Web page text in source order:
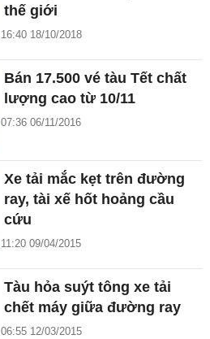
thế giới
16:40 18/10/2018
Bán 17.500 vé tàu Tết chất
lượng cao từ 10/11
07:36 06/11/2016
Xe tải mắc kẹt trên đường
ray, tài xế hốt hoảng cầu
cứu
11:20 09/04/2015
Tàu hỏa suýt tông xe tải
chết máy giữa đường ray
06:55 12/03/2015